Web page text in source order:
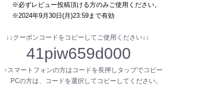
※必ずレビュー投稿頂ける方のみご使用ください。
※2024年9月30日(月)23:59まで有効
↓↓クーポンコードをコピーしてご使用ください↓↓
41piw659d000
↑スマートフォンの方はコードを長押しタップでコピー
PCの方は、コードを選択してコピーしてください。